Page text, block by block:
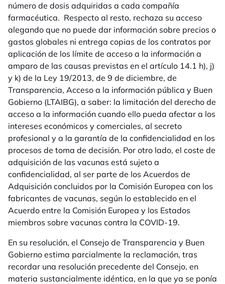
número de dosis adquiridas a cada compañía
farmacéutica. Respecto al resto, rechaza su acceso
alegando que no puede dar información sobre precios o
gastos globales ni entrega copias de los contratos por
aplicación de los límite de acceso a la información a
amparo de las causas previstas en el artículo 14.1 h), j)
y k) de la Ley 19/2013, de 9 de diciembre, de
Transparencia, Acceso a la información pública y Buen
Gobierno (LTAIBG), a saber: la limitación del derecho de
acceso a la información cuando ello pueda afectar a los
intereses económicos y comerciales, al secreto
profesional y a la garantía de la confidencialidad en los
procesos de toma de decisión. Por otro lado, el coste de
adquisición de las vacunas está sujeto a
confidencialidad, al ser parte de los Acuerdos de
Adquisición concluidos por la Comisión Europea con los
fabricantes de vacunas, según lo establecido en el
Acuerdo entre la Comisión Europea y los Estados
miembros sobre vacunas contra la COVID-19.
En su resolución, el Consejo de Transparencia y Buen
Gobierno estima parcialmente la reclamación, tras
recordar una resolución precedente del Consejo, en
materia sustancialmente idéntica, en la que ya se ponía